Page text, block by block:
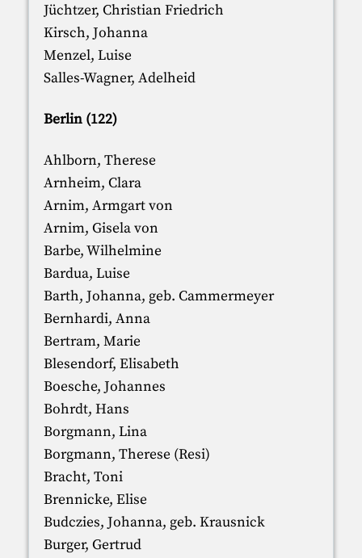
Jüchtzer, Christian Friedrich
Kirsch, Johanna
Menzel, Luise
Salles-Wagner, Adelheid
Berlin (122)
Ahlborn, Therese
Arnheim, Clara
Arnim, Armgart von
Arnim, Gisela von
Barbe, Wilhelmine
Bardua, Luise
Barth, Johanna, geb. Cammermeyer
Bernhardi, Anna
Bertram, Marie
Blesendorf, Elisabeth
Boesche, Johannes
Bohrdt, Hans
Borgmann, Lina
Borgmann, Therese (Resi)
Bracht, Toni
Brennicke, Elise
Budczies, Johanna, geb. Krausnick
Burger, Gertrud